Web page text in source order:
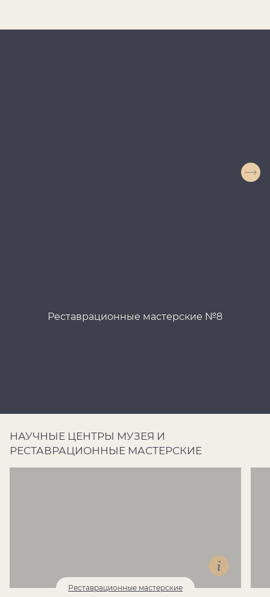
Реставрационные мастерские №8
НАУЧНЫЕ ЦЕНТРЫ МУЗЕЯ И
РЕСТАВРАЦИОННЫЕ МАСТЕРСКИЕ
Реставрационные мастерские